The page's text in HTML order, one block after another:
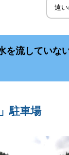
遠
を流していな
駐車場